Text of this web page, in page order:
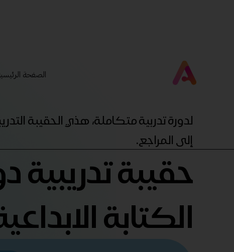
الصفحة
لدورة تدربية متكاملة، هذي الحقيبة
إلى المراجع.
حقيبة تدريبية
الكتابة